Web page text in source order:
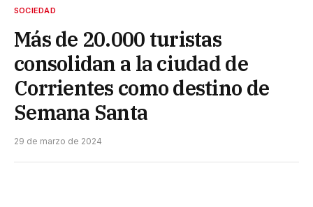
SOCIEDAD
Más de 20.000 turistas
consolidan a la ciudad de
Corrientes como destino de
Semana Santa
29 de marzo de 2024